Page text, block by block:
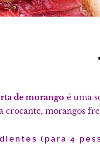
de morango é uma
crocante, morangos
(para 4